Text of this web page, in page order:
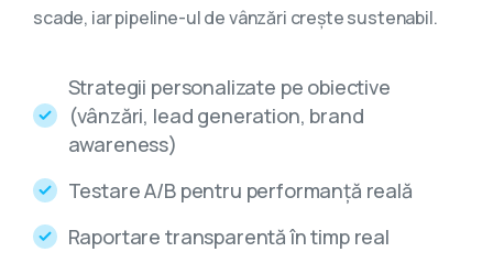
scade, iar pipeline-ul de vânzări crește sustenabil.
Strategii personalizate pe obiective
(vânzări, lead generation, brand
awareness)
Testare A/B pentru performanță reală
Raportare transparentă în timp real